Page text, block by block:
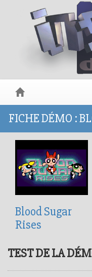
FICHE DÉMO :
Blood Sugar
Rises
TEST DE LA